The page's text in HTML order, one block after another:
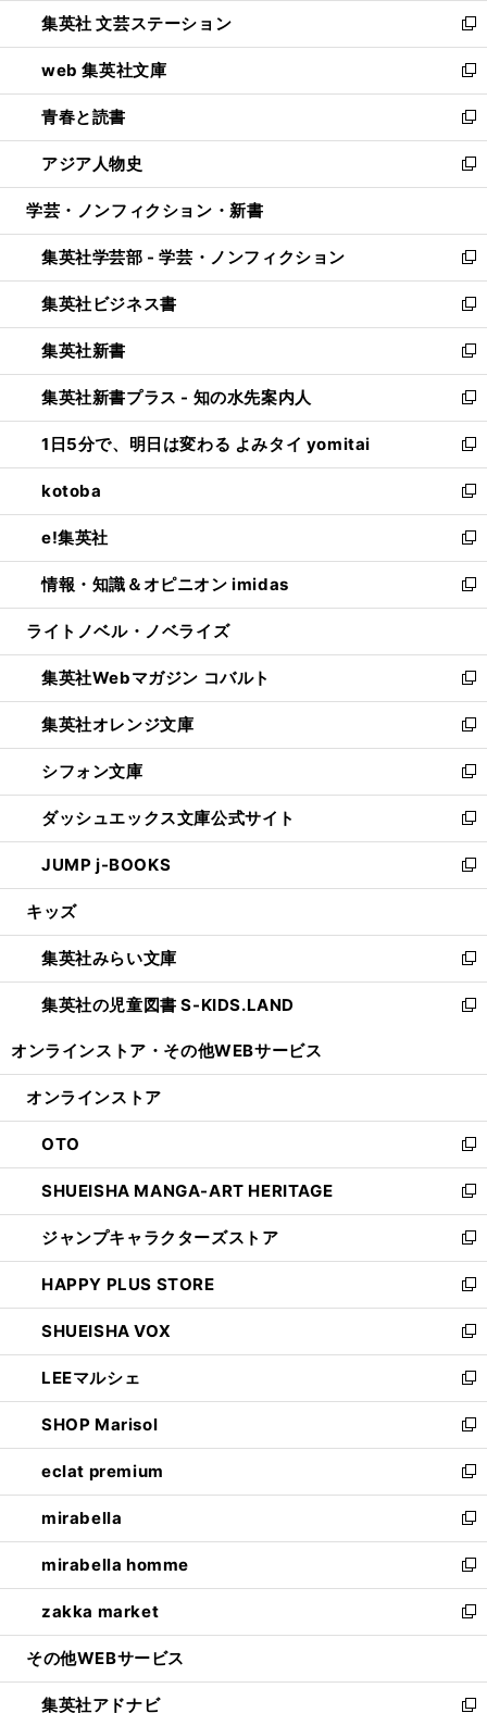
く
ィ
ン
ド
ウ
で
開
く
し
い
ウ
ィ
ン
ド
ウ
で
開
集英社 文芸ステーション
新
し
い
ウ
ィ
ン
ド
ウ
開
く
web 集英社文庫
新
し
い
ウ
ィ
ン
ウ
で
開
く
青春と読書
新
し
い
ウ
ン
ド
ウ
で
開
く
アジア人物史
新
し
ウ
ィ
ン
ド
ウ
で
開
く
学芸・ノンフィクション・新書
集英社学芸部 - 学芸・ノンフィクション
新
し
い
ウ
ィ
ン
ド
ウ
で
開
く
集英社ビジネス書
新
し
い
ウ
ィ
ン
ド
ウ
で
開
く
集英社新書
新
し
い
ウ
ィ
ン
ド
ウ
で
開
く
集英社新書プラス - 知の水先案内人
新
し
い
ウ
ィ
ン
ド
ウ
で
開
1日5分で、明日は変わる よみタイ yomitai
新
し
い
ウ
ィ
ン
ド
ウ
開
く
kotoba
新
し
い
ウ
ィ
ン
ウ
で
開
く
e!集英社
新
し
い
ウ
ン
ド
ウ
で
開
く
情報・知識＆オピニオン imidas
新
し
ウ
ィ
ン
ド
ウ
で
開
く
ライトノベル・ノベライズ
集英社Webマガジン コバルト
新
し
い
ウ
ィ
ン
ド
ウ
で
開
集英社オレンジ文庫
新
し
い
ウ
ィ
ン
ド
ウ
開
く
シフォン文庫
新
し
い
ウ
ィ
ン
ウ
で
開
く
ダッシュエックス文庫公式サイト
新
し
い
ウ
ン
ド
ウ
で
JUMP j-BOOKS
新
し
ウ
ィ
ン
ド
開
キッズ
集英社みらい文庫
新
し
い
ン
ウ
で
開
く
集英社の児童図書 S-KIDS.LAND
新
ウ
ン
ド
ウ
で
開
く
オンラインストア・ その他WEBサービス
オンラインストア
OTO
新
し
い
ウ
ィ
ン
ド
ウ
で
開
く
SHUEISHA MANGA-ART HERITAGE
新
し
い
ウ
ィ
ン
ド
ウ
で
開
く
ジャンプキャラクターズストア
新
し
い
ウ
ィ
ン
ド
ウ
で
開
く
HAPPY PLUS STORE
新
し
い
ウ
ィ
ン
ド
ウ
で
開
く
SHUEISHA VOX
新
し
い
ウ
ィ
ン
ド
ウ
で
開
く
LEEマルシェ
新
し
い
ウ
ィ
ン
ド
ウ
で
開
く
SHOP Marisol
新
し
い
ウ
ィ
ン
ド
ウ
で
開
eclat premium
新
し
い
ウ
ィ
ン
ド
ウ
開
く
mirabella
新
し
い
ウ
ィ
ン
ウ
で
mirabella homme
新
し
い
ウ
ン
ド
zakka market
新
し
ウ
ィ
その他WEBサービス
集英社アドナビ